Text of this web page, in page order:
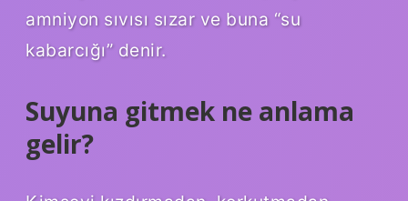
amniyon sıvısı sızar ve buna “su
kabarcığı” denir.
Suyuna gitmek ne anlama
gelir?